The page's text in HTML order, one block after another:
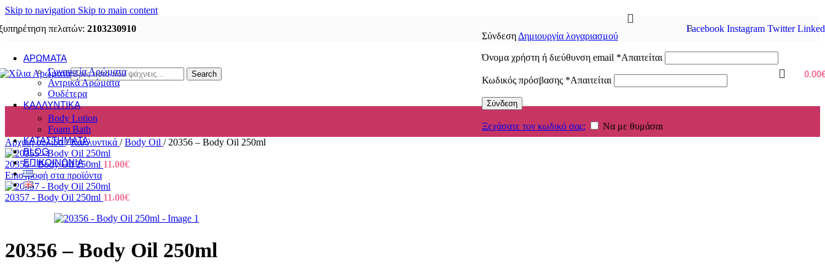
Skip to navigation Skip to main content
πελατών: 2103230910 Facebook Instagram Twitter
Search
Σύνδεση Δημιουργία λογαριασμού
Όνομα χρήστη ή διεύθυνση email *Απαιτείται
Κωδικός πρόσβασης *Απαιτείται
Σύνδεση
Ξεχάσατε τον κωδικό σας; Να με θυμάσαι
0.00
ΑΡΏΜΑΤΑ
Γυναικεία Αρώματα
Αντρικά Αρώματα
Ουδέτερα
ΚΑΛΛΥΝΤΙΚΆ
Body Lotion
Foam Bath
ΚΑΤΑΣΤΉΜΑΤΑ
BLOG
ΕΠΙΚΟΙΝΩΝΊΑ
Αρχική σελίδα/ Καλλυντικά / Body Oil / 20356 – Body Oil 250ml
20355 - Body Oil 250ml 11.00€
Επιστροφή στα προϊόντα
20357 - Body Oil 250ml 11.00€
20356 – Body Oil 250ml